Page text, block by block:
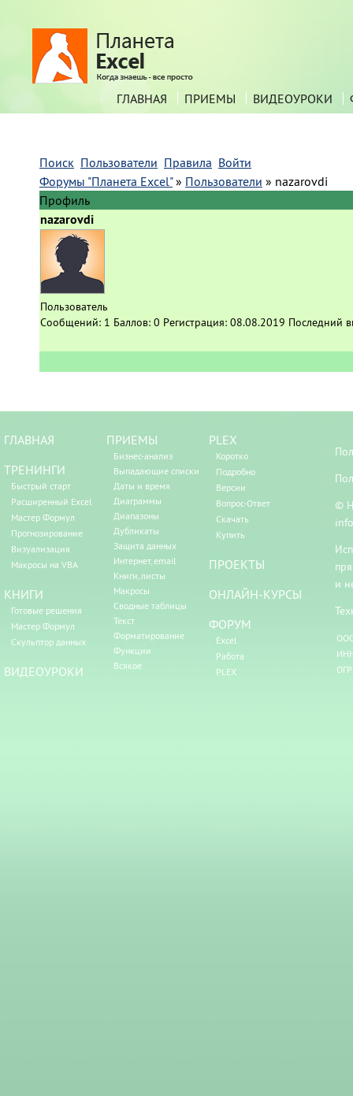
ГЛАВНАЯ ПРИЕМЫ ВИДЕОУРОКИ
Поиск Пользователи Правила Войти
Форумы "Планета Excel" » Пользователи » nazarovdi
Профиль
nazarovdi
Пользователь
Сообщений: 1 Баллов: 0 Регистрация: 08.08.2019 Последний
ГЛАВНАЯ
ТРЕНИНГИ
Быстрый старт
Расширенный Excel
Мастер Формул
Прогнозирование
Визуализация
Макросы на VBA
КНИГИ
Готовые решения
Мастер Формул
Скульптор данных
ВИДЕОУРОКИ
ПРИЕМЫ
Бизнес-анализ
Выпадающие списки
Даты и время
Диаграммы
Диапазоны
Дубликаты
Защита данных
Интернет, email
Книги, листы
Макросы
Сводные таблицы
Текст
Форматирование
Функции
Всякое
PLEX
Коротко
Подробно
Версии
Вопрос-Ответ
Скачать
Купить
ПРОЕКТЫ
ОНЛАЙН-КУРСЫ
ФОРУМ
Excel
Работа
PLEX
©
и